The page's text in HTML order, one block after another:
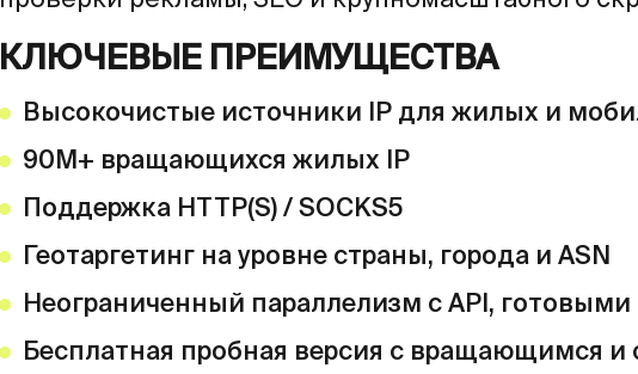
КЛЮЧЕВЫЕ ПРЕИМУЩЕСТВА
Высокочистые источники IP для жилых и
90M+ вращающихся жилых IP
Поддержка HTTP(S) / SOCKS5
Геотаргетинг на уровне страны, города и ASN
Неограниченный параллелизм с API,
Бесплатная пробная версия с вращающимся и